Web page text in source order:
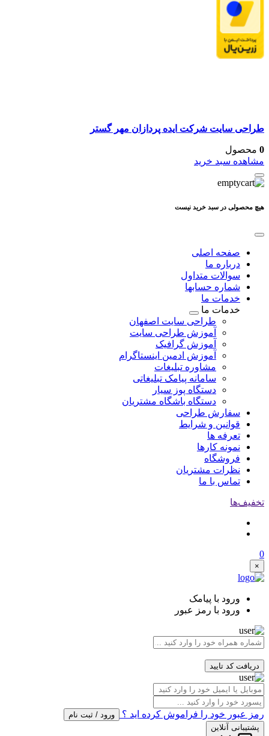
طراحی سایت شرکت ایده پردازان مهر گستر
0 محصول
مشاهده سبد خرید
هیچ محصولی در سبد خرید نیست
صفحه اصلی
درباره ما
سوالات متداول
شماره حسابها
خدمات ما
خدمات ما
طراحی سایت اصفهان
آموزش طراحی سایت
آموزش گرافیک
آموزش ادمین اینستاگرام
مشاوره تبلیغات
سامانه پیامک تبلیغاتی
دستگاه پوز سیار
دستگاه باشگاه مشتریان
سفارش طراحی
قوانین و شرایط
تعرفه ها
نمونه کارها
فروشگاه
نظرات مشتریان
تماس با ما
تخفیف‌ها
0
×
ورود با پیامک
ورود با رمز عبور
دریافت کد تایید
رمز عبور خود را فراموش کرده اید ؟
ورود / ثبت نام
پشتیبانی آنلاین